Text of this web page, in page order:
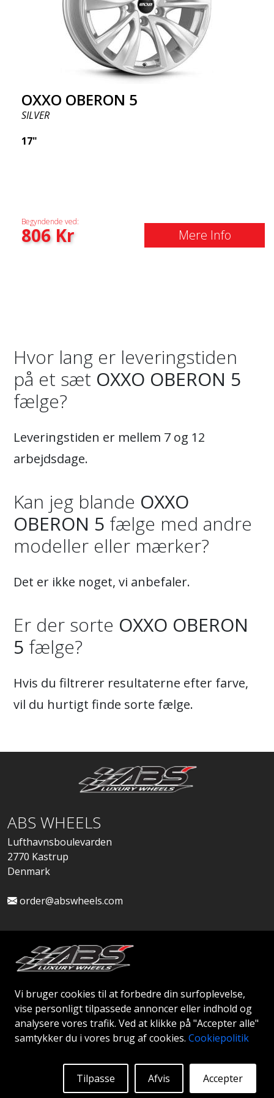
Vi bruger cookies til at forbedre din surfoplevelse,
vise personligt tilpassede annoncer eller indhold og
analysere vores trafik. Ved at klikke på "Accepter alle"
samtykker du i vores brug af cookies. Cookiepolitik
Accepter
Afvis
Tilpasse
OXXO OBERON 5
SILVER
17"
Begyndende ved:
806Kr Mere Info
Hvor lang er leveringstiden
på et sæt OXXO OBERON 5
fælge?
Leveringstiden er mellem 7 og 12
arbejdsdage.
Kan jeg blande OXXO
OBERON 5 fælge med andre
modeller eller mærker?
Det er ikke noget, vi anbefaler.
Er der sorte OXXO OBERON
5 fælge?
Hvis du filtrerer resultaterne efter farve,
vil du hurtigt finde sorte fælge.
ABS WHEELS
Lufthavnsboulevarden
2770 Kastrup
Denmark
order@abswheels.com
Ansøg om Firmakonto